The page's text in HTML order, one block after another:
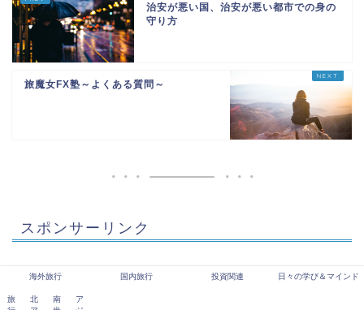
治安が悪い国、治安が悪い都市での身の
守り方
旅魔女FX塾～よくある質問～
スポンサーリンク
プライバシーポリシー 免責事項
2018–2026 旅魔女トレーダー廣田真美のアメブロでは言えない話
海外旅行
旅
北
南
ア
国内旅行 投資関連 日々の学び＆マインド